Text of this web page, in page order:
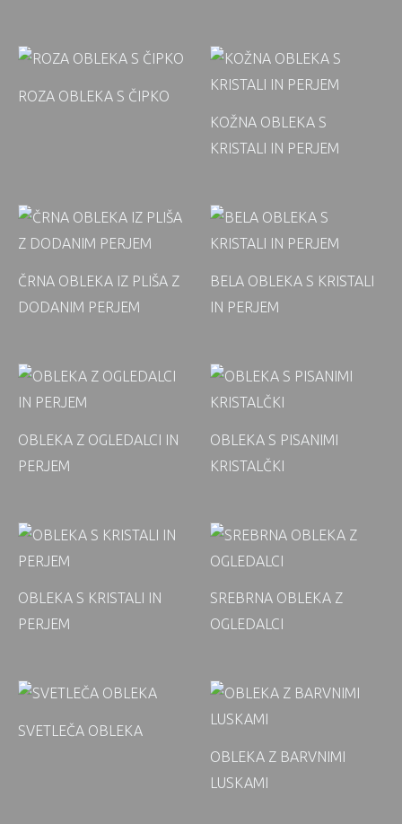
ROZA OBLEKA S ČIPKO
KOŽNA OBLEKA S
KRISTALI IN PERJEM
ČRNA OBLEKA IZ PLIŠA Z
DODANIM PERJEM
BELA OBLEKA S KRISTALI
IN PERJEM
OBLEKA Z OGLEDALCI IN
PERJEM
OBLEKA S PISANIMI
KRISTALČKI
OBLEKA S KRISTALI IN
PERJEM
SREBRNA OBLEKA Z
OGLEDALCI
SVETLEČA OBLEKA
OBLEKA Z BARVNIMI
LUSKAMI